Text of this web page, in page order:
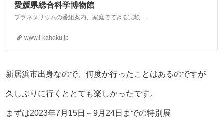
愛媛県総合科学博物館
プラネタリウムの番組案内、家庭でできる実験紹介などコンテンツも充実。
www.i-kahaku.jp
新居浜市出身なので、何度か行ったことはあるのですが
久しぶりに行くととても楽しかったです。
まずは2023年7月15日～9月24日までの特別展